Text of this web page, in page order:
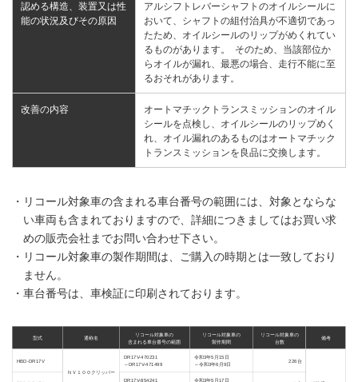
認める構造、装置又は性
能の状況及びその原因
アルシフトレバーシャフトのオイルシールに
おいて、シャフトの組付治具が不適切であっ
たため、オイルシールのリップがめくれてい
るものがあります。 そのため、当該部位か
らオイルが漏れ、最悪の場合、走行不能に至
るおそれがあります。
改善の内容
オートマチックトランスミッションのオイル
シールを点検し、オイルシールのリップめく
れ、オイル漏れのあるものはオートマチック
トランスミッションを良品に交換します。
・リコール対象車の含まれる車台番号の範囲には、対象とならな
い車両も含まれておりますので、詳細につきましてはお買い求
めの販売会社までお問い合わせ下さい。
・リコール対象車の製作期間は、ご購入の時期とは一致しており
ません。
・車台番号は、車検証に印刷されております。
型式 通称名
リコール対象車の
含まれる車台番号の範囲
リコール対象車の
製作期間
リコール対象車の
台数
備考
HBD-DR17V
ＮＶ１００クリッパー
DR17V-470231
～DR17V-471499
令和3年5月15日
～令和3年6月9日
226台
DR17V-854241 令和3年5月17日